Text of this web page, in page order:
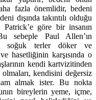
fazla önemlidir, bedeni
dışında takıntılı olduğu
göre bir insanın
sebeple Paul Allen’ın
soğuk terler döker ve
hasetliğinin karşısında o
kendi kartvizitinden
kendisini değersiz
almak ister. Bu nokta
bireylerin yeme, içme,